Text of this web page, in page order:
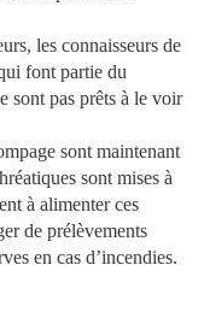
les connaisseurs de
font partie du
sont pas prêts à le voir
sont maintenant
sont mises à
à alimenter ces
de prélèvements
en cas d’incendies.